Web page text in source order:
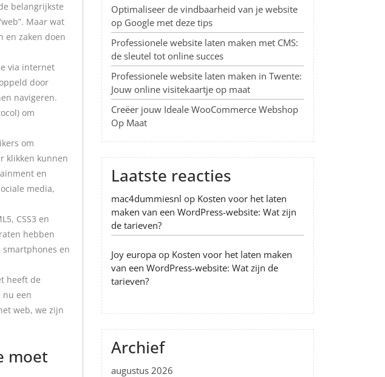
belangrijkste
Maar wat
en zaken doen
via internet
door
navigeren.
om
om
klikken kunnen
en
media,
CSS3 en
hebben
smartphones en
heeft de
nu een
web, we zijn
moet
Optimaliseer de vindbaarheid van je website
op Google met deze tips
Professionele website laten maken met CMS:
de sleutel tot online succes
Professionele website laten maken in Twente:
Jouw online visitekaartje op maat
Creëer jouw Ideale WooCommerce Webshop
Op Maat
Laatste reacties
mac4dummiesnl op Kosten voor het laten
maken van een WordPress-website: Wat zijn
de tarieven?
Joy europa op Kosten voor het laten maken
van een WordPress-website: Wat zijn de
tarieven?
Archief
augustus 2026